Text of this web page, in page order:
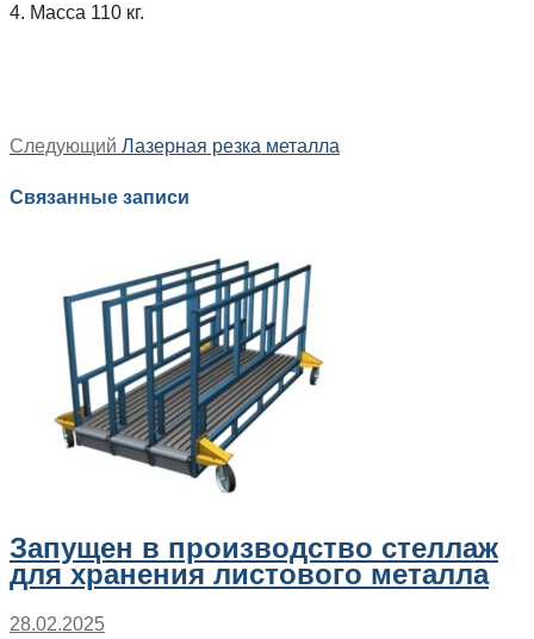
4. Масса 110 кг.
Навигация
записям
Следующий Следующая
Лазерная резка металла
Связанные записи
Запущен в производство стеллаж
для хранения листового металла
28.02.2025